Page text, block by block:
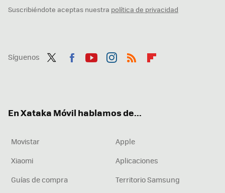
Suscribiéndote aceptas nuestra política de privacidad
Síguenos
En Xataka Móvil hablamos de...
Movistar
Apple
Xiaomi
Aplicaciones
Guías de compra
Territorio Samsung